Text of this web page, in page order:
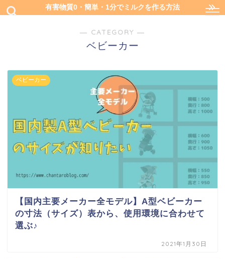
有害物質0・簡単・1分でミルクを作る方法
― CATEGORY ―
ベビーカー
ベビーカー
【国内主要メーカー全モデル】A型ベビーカー
の寸法（サイズ）表から、使用環境に合わせて
選ぶ♪
2021年1月30日